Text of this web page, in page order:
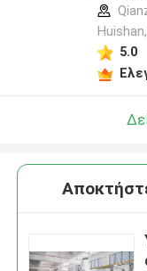
5.0